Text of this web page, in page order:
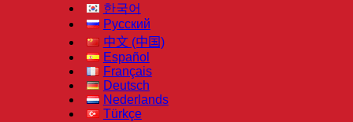
한국어
Русский
中文 (中国)
Español
Français
Deutsch
Nederlands
Türkçe